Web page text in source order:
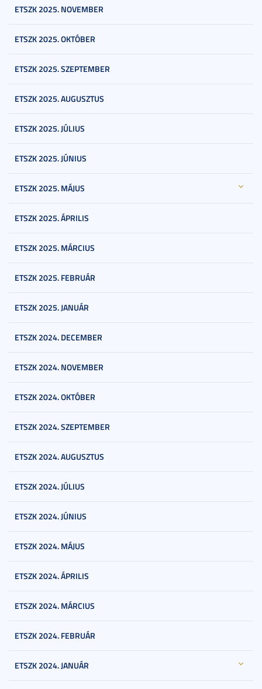
ETSZK 2025. NOVEMBER
ETSZK 2025. OKTÓBER
ETSZK 2025. SZEPTEMBER
ETSZK 2025. AUGUSZTUS
ETSZK 2025. JÚLIUS
ETSZK 2025. JÚNIUS
ETSZK 2025. MÁJUS
ETSZK 2025. ÁPRILIS
ETSZK 2025. MÁRCIUS
ETSZK 2025. FEBRUÁR
ETSZK 2025. JANUÁR
ETSZK 2024. DECEMBER
ETSZK 2024. NOVEMBER
ETSZK 2024. OKTÓBER
ETSZK 2024. SZEPTEMBER
ETSZK 2024. AUGUSZTUS
ETSZK 2024. JÚLIUS
ETSZK 2024. JÚNIUS
ETSZK 2024. MÁJUS
ETSZK 2024. ÁPRILIS
ETSZK 2024. MÁRCIUS
ETSZK 2024. FEBRUÁR
ETSZK 2024. JANUÁR